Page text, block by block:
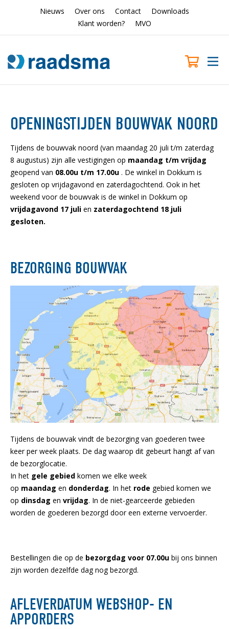
Nieuws Over ons Contact
Downloads
Klant worden?
MVO
OPENINGSTIJDEN BOUWVAK NOORD
Tijdens de bouwvak noord (van maandag 20 juli t/m zaterdag
8 augustus) zijn alle vestigingen op maandag t/m vrijdag
geopend van 08.00u t/m 17.00u . De winkel in Dokkum is
gesloten op vrijdagavond en zaterdagochtend. Ook in het
weekend voor de bouwvak is de winkel in Dokkum op
vrijdagavond 17 juli en zaterdagochtend 18 juli
gesloten.
BEZORGING BOUWVAK
Tijdens de bouwvak vindt de bezorging van goederen twee
keer per week plaats. De dag waarop dit gebeurt hangt af van
de bezorglocatie.
In het gele gebied komen we elke week
op maandag en donderdag. In het rode gebied komen we
op dinsdag en vrijdag. In de niet-gearceerde gebieden
worden de goederen bezorgd door een externe vervoerder.
Bestellingen die op de bezorgdag voor 07.00u bij ons binnen
zijn worden dezelfde dag nog bezorgd.
AFLEVERDATUM WEBSHOP- EN
APPORDERS